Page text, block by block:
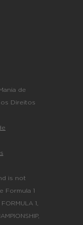
de
os Direitos
is not
Formula 1
1,